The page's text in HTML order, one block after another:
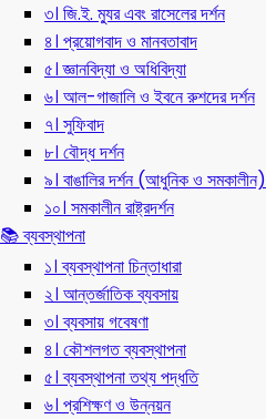
৩। জি.ই. ম্যুর এবং রাসেলের দর্শন
৪। প্রয়োগবাদ ও মানবতাবাদ
৫। জ্ঞানবিদ্যা ও অধিবিদ্যা
৬। আল-গাজালি ও ইবনে রুশদের দর্শন
৭। সুফিবাদ
৮। বৌদ্ধ দর্শন
৯। বাঙালির দর্শন (আধুনিক ও সমকালীন)
১০। সমকালীন রাষ্ট্রদর্শন
📚 ব্যবস্থাপনা
১। ব্যবস্থাপনা চিন্তাধারা
২। আন্তর্জাতিক ব্যবসায়
৩। ব্যবসায় গবেষণা
৪। কৌশলগত ব্যবস্থাপনা
৫। ব্যবস্থাপনা তথ্য পদ্ধতি
৬। প্রশিক্ষণ ও উন্নয়ন